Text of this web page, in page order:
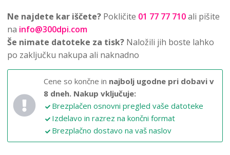
Ne najdete kar iščete? Pokličite 01 77 77 710ali pišite
na info@300dpi.com
Še nimate datoteke za tisk? Naložili jih boste lahko
po zaključku nakupa ali naknadno
Cene so končne in najbolj ugodne pri dobavi v
8 dneh. Nakup vključuje:
Brezplačen osnovni pregled vaše datoteke
Izdelavo in razrez na končni format
Brezplačno dostavo na vaš naslov